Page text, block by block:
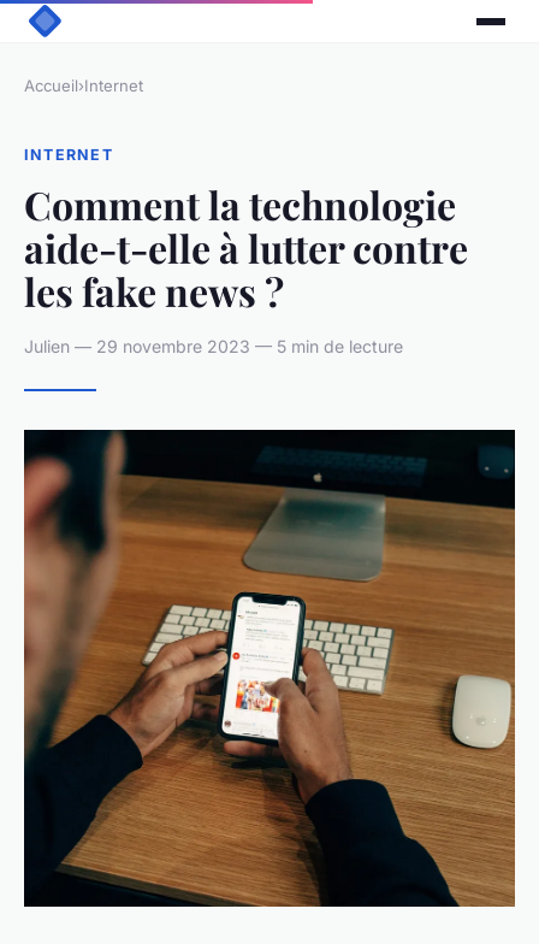
Accueil›Internet
INTERNET
Comment la technologie
aide-t-elle à lutter contre
les fake news ?
Julien — 29 novembre 2023 — 5 min de lecture